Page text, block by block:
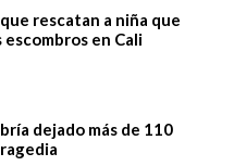
rescatan a niña que
en Cali
dejado más de 110